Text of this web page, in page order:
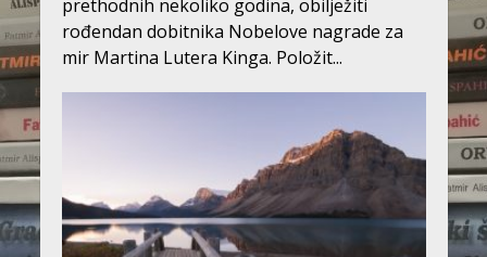
prethodnih nekoliko godina, obilježiti
rođendan dobitnika Nobelove nagrade za
mir Martina Lutera Kinga. Položit...